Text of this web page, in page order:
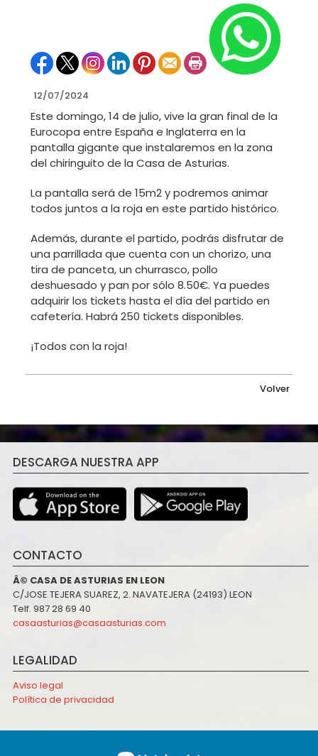
12/07/2024
Este domingo, 14 de julio, vive la gran final de la
Eurocopa entre España e Inglaterra en la
pantalla gigante que instalaremos en la zona
del chiringuito de la Casa de Asturias.
La pantalla será de 15m2 y podremos animar
todos juntos a la roja en este partido histórico.
Además, durante el partido, podrás disfrutar de
una parrillada que cuenta con un chorizo, una
tira de panceta, un churrasco, pollo
deshuesado y pan por sólo 8.50€. Ya puedes
adquirir los tickets hasta el día del partido en
cafetería. Habrá 250 tickets disponibles.
¡Todos con la roja!
Volver
DESCARGA NUESTRA APP
CONTACTO
Â© CASA DE ASTURIAS EN LEON
C/JOSE TEJERA SUAREZ, 2. NAVATEJERA (24193) LEON
Telf. 987 28 69 40
casaasturias@casaasturias.com
LEGALIDAD
Aviso legal
Política de privacidad